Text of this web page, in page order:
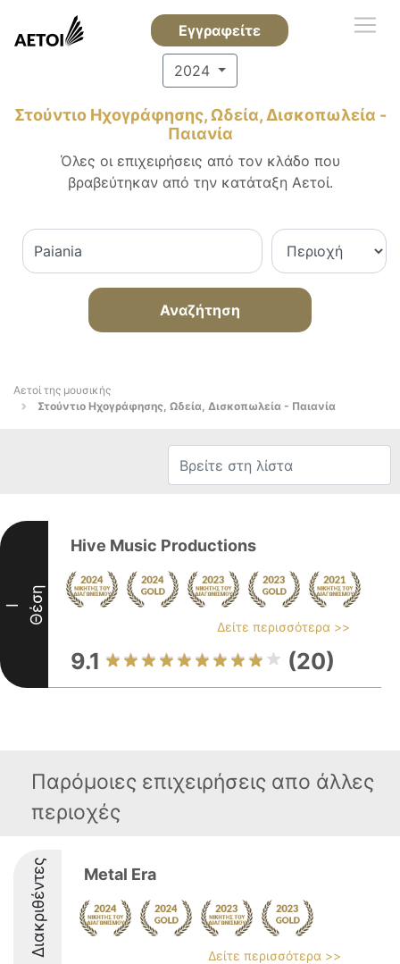
Εγγραφείτε
2024
Στούντιο Ηχογράφησης, Ωδεία, Δισκοπωλεία -
Παιανία
Όλες οι επιχειρήσεις από τον κλάδο που
βραβεύτηκαν από την κατάταξη Αετοί.
Αναζήτηση
Αετοί της μουσικής
Στούντιο Ηχογράφησης, Ωδεία, Δισκοπωλεία - Παιανία
I Θέση
Hive Music Productions
Δείτε περισσότερα >>
9.1 (20)
Παρόμοιες επιχειρήσεις απο άλλες
περιοχές
Διακριθέντες Metal Era
Δείτε περισσότερα >>